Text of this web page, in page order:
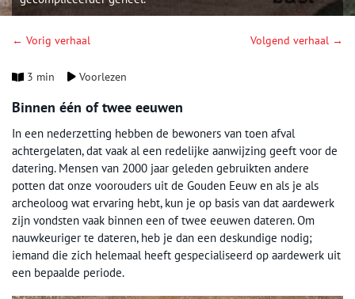
← Vorig verhaal Volgend verhaal →
3 min Voorlezen
Binnen één of twee eeuwen
In een nederzetting hebben de bewoners van toen afval
achtergelaten, dat vaak al een redelijke aanwijzing geeft voor de
datering. Mensen van 2000 jaar geleden gebruikten andere
potten dat onze voorouders uit de Gouden Eeuw en als je als
archeoloog wat ervaring hebt, kun je op basis van dat aardewerk
zijn vondsten vaak binnen een of twee eeuwen dateren. Om
nauwkeuriger te dateren, heb je dan een deskundige nodig;
iemand die zich helemaal heeft gespecialiseerd op aardewerk uit
een bepaalde periode.